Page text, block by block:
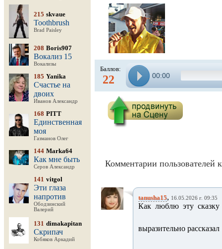
215 skvaue
Toothbrush
Brad Paisley
208 Boris907
Вокализ 15
Вокализы
185 Yanika
Счастье на
двоих
Иванов Александр
168 PITT
Единственная
моя
Газманов Олег
144 Marka64
Как мне быть
Серов Александр
141 vitgol
Эти глаза
напротив
Ободзинский
Валерий
131 dimakapitan
Скрипач
Кобяков Аркадий
Баллов:
22 00:00
Комментарии пользователей
tanusha15, 16.05.2026 г. 09:35
Как люблю эту
выразительно рассказал